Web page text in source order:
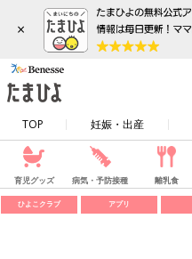
×
TOP 妊娠・出産
育児グッズ 病気・予防接種 離乳食
ひよこクラブ アプリ